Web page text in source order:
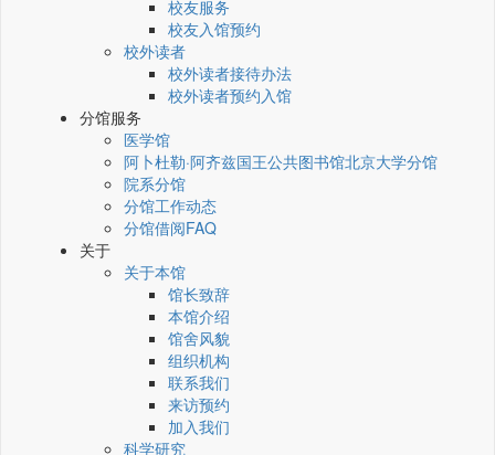
校友服务
校友入馆预约
校外读者
校外读者接待办法
校外读者预约入馆
分馆服务
医学馆
阿卜杜勒·阿齐兹国王公共图书馆北京大学分馆
院系分馆
分馆工作动态
分馆借阅FAQ
关于
关于本馆
馆长致辞
本馆介绍
馆舍风貌
组织机构
联系我们
来访预约
加入我们
科学研究